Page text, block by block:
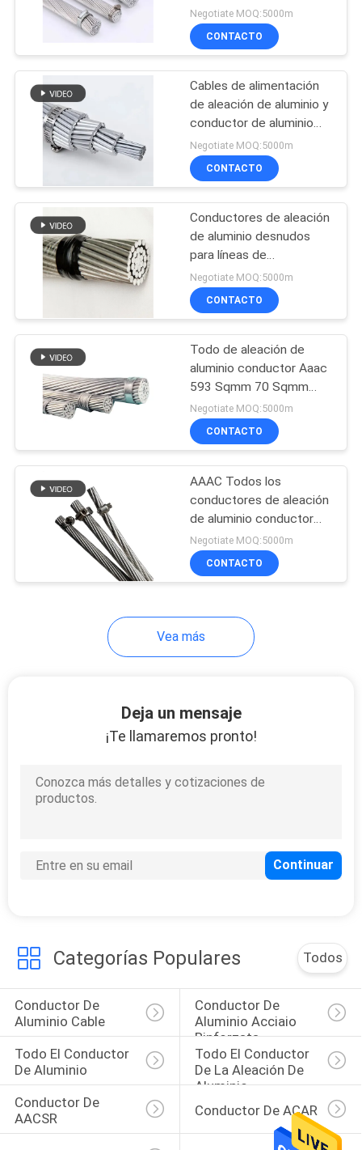
Cable aislado
gastos indirectos
69
cable aislado xlpe
Cable de
transmisión del LV
Cables solares del
aluminio
6201-T81)
Negotiate MOQ:5000m
CONTACTO
Cables de alimentación
de aleación de aluminio y
conductor de aluminio
para construcción con
material aislante desnudo
Negotiate MOQ:5000m
CONTACTO
Conductores de aleación
de aluminio desnudos
para líneas de
transmisión aéreas AAAC
10 mm 15 mm 20 mm
Negotiate MOQ:5000m
CONTACTO
Todo de aleación de
aluminio conductor Aaac
593 Sqmm 70 Sqmm
AAAC 2500 91 Str
Lupino Desnudo Al Aac
2500 Kcmil Lupino
Negotiate MOQ:5000m
CONTACTO
AAAC Todos los
conductores de aleación
de aluminio conductor
desnudo ASTM B399
1/0 AWG
Negotiate MOQ:5000m
CONTACTO
Vea más
Deja un mensaje
¡Te llamaremos pronto!
Categorías Populares Todos
Conductor De
Aluminio Cable
Conductor De
Aluminio Acciaio
Rinforzata
Todo El Conductor
De Aluminio
Todo El Conductor
De La Aleación De
Aluminio
Conductor De
AACSR
Conductor De ACAR